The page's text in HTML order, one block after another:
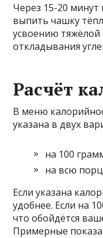
Через 15-20 минут
выпить чашку
усвоению
откладывания
Расчёт
В меню
указана в двух
на 100
на всю
Если указана
удобнее. Если на
что обойдётся
Примерные